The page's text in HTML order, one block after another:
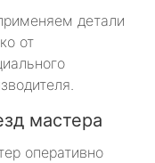
детали
от
мастера
оперативно